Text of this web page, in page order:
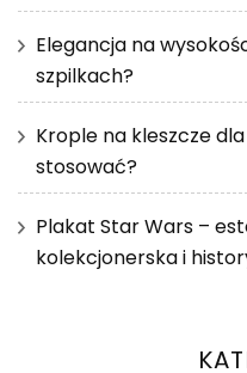
Elegancja na
szpilkach?
Krople na kleszcze
stosować?
Plakat Star Wars –
kolekcjonerska i